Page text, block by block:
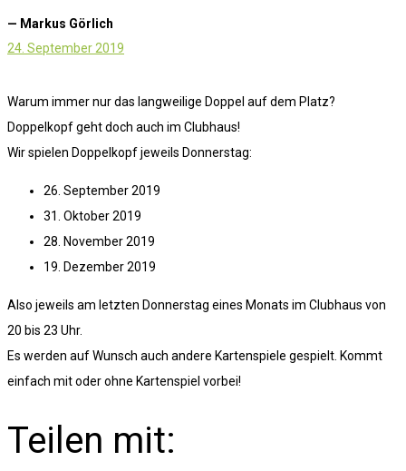
— Markus Görlich
24. September 2019
Warum immer nur das langweilige Doppel auf dem Platz?
Doppelkopf geht doch auch im Clubhaus!
Wir spielen Doppelkopf jeweils Donnerstag:
26. September 2019
31. Oktober 2019
28. November 2019
19. Dezember 2019
Also jeweils am letzten Donnerstag eines Monats im Clubhaus von
20 bis 23 Uhr.
Es werden auf Wunsch auch andere Kartenspiele gespielt. Kommt
einfach mit oder ohne Kartenspiel vorbei!
Teilen mit: